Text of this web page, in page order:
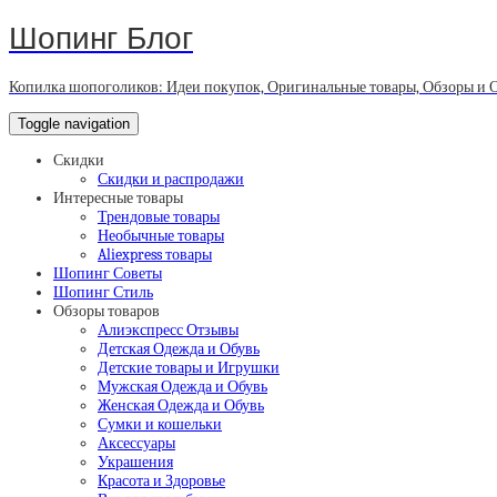
Шопинг Блог
Копилка шопоголиков: Идеи покупок, Оригинальные товары, Обзоры и
Toggle navigation
Скидки
Скидки и распродажи
Интересные товары
Трендовые товары
Необычные товары
Aliexpress товары
Шопинг Советы
Шопинг Стиль
Обзоры товаров
Алиэкспресс Отзывы
Детская Одежда и Обувь
Детские товары и Игрушки
Мужская Одежда и Обувь
Женская Одежда и Обувь
Сумки и кошельки
Аксессуары
Украшения
Красота и Здоровье